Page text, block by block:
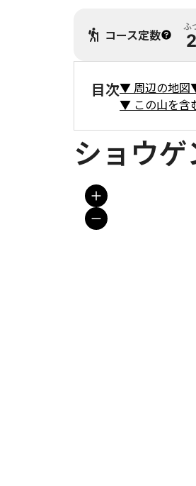
コース定数
ふ
目次▼ 周辺の地図
▼ この山を含
ショウ